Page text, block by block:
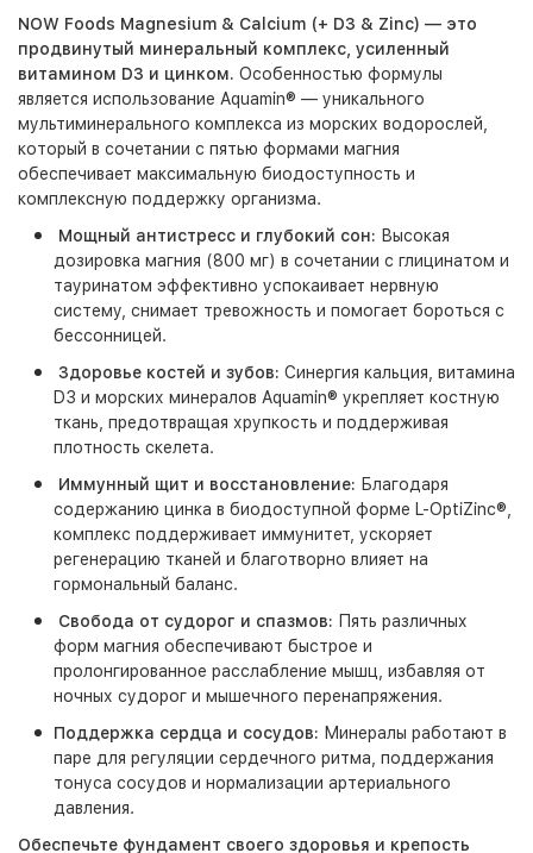
NOW Foods Magnesium & Calcium (+ D3 & Zinc) — это
продвинутый минеральный комплекс, усиленный
витамином D3 и цинком. Особенностью формулы
является использование Aquamin® — уникального
мультиминерального комплекса из морских водорослей,
который в сочетании с пятью формами магния
обеспечивает максимальную биодоступность и
комплексную поддержку организма.
Мощный антистресс и глубокий сон: Высокая
дозировка магния (800 мг) в сочетании с глицинатом и
тауринатом эффективно успокаивает нервную
систему, снимает тревожность и помогает бороться с
бессонницей.
Здоровье костей и зубов: Синергия кальция, витамина
D3 и морских минералов Aquamin® укрепляет костную
ткань, предотвращая хрупкость и поддерживая
плотность скелета.
Иммунный щит и восстановление: Благодаря
содержанию цинка в биодоступной форме L-OptiZinc®,
комплекс поддерживает иммунитет, ускоряет
регенерацию тканей и благотворно влияет на
гормональный баланс.
Свобода от судорог и спазмов: Пять различных
форм магния обеспечивают быстрое и
пролонгированное расслабление мышц, избавляя от
ночных судорог и мышечного перенапряжения.
Поддержка сердца и сосудов: Минералы работают в
паре для регуляции сердечного ритма, поддержания
тонуса сосудов и нормализации артериального
давления.
Обеспечьте фундамент своего здоровья и крепость